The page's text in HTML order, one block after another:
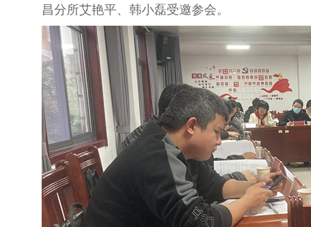
昌分所艾艳平、韩小磊受邀参会。